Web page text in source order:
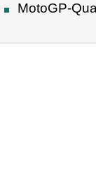
MotoGP-